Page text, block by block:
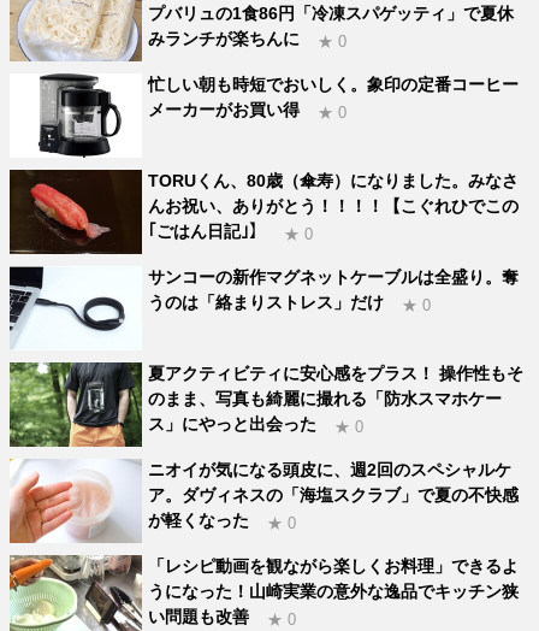
プバリュの1食86円「冷凍スパゲッティ」で夏休
みランチが楽ちんに
★ 0
忙しい朝も時短でおいしく。象印の定番コーヒー
メーカーがお買い得
★ 0
TORUくん、80歳（傘寿）になりました。みなさ
んお祝い、ありがとう！！！！【こぐれひでこの
｢ごはん日記｣】
★ 0
サンコーの新作マグネットケーブルは全盛り。奪
うのは「絡まりストレス」だけ
★ 0
夏アクティビティに安心感をプラス！ 操作性もそ
のまま、写真も綺麗に撮れる「防水スマホケー
ス」にやっと出会った
★ 0
ニオイが気になる頭皮に、週2回のスペシャルケ
ア。ダヴィネスの「海塩スクラブ」で夏の不快感
が軽くなった
★ 0
「レシピ動画を観ながら楽しくお料理」できるよ
うになった！山崎実業の意外な逸品でキッチン狭
い問題も改善
★ 0